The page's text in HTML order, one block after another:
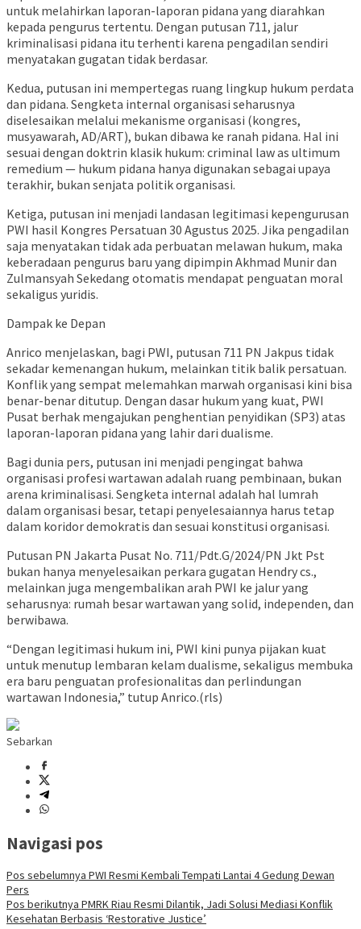
untuk melahirkan laporan-laporan pidana yang diarahkan
kepada pengurus tertentu. Dengan putusan 711, jalur
kriminalisasi pidana itu terhenti karena pengadilan sendiri
menyatakan gugatan tidak berdasar.
Kedua, putusan ini mempertegas ruang lingkup hukum perdata
dan pidana. Sengketa internal organisasi seharusnya
diselesaikan melalui mekanisme organisasi (kongres,
musyawarah, AD/ART), bukan dibawa ke ranah pidana. Hal ini
sesuai dengan doktrin klasik hukum: criminal law as ultimum
remedium — hukum pidana hanya digunakan sebagai upaya
terakhir, bukan senjata politik organisasi.
Ketiga, putusan ini menjadi landasan legitimasi kepengurusan
PWI hasil Kongres Persatuan 30 Agustus 2025. Jika pengadilan
saja menyatakan tidak ada perbuatan melawan hukum, maka
keberadaan pengurus baru yang dipimpin Akhmad Munir dan
Zulmansyah Sekedang otomatis mendapat penguatan moral
sekaligus yuridis.
Dampak ke Depan
Anrico menjelaskan, bagi PWI, putusan 711 PN Jakpus tidak
sekadar kemenangan hukum, melainkan titik balik persatuan.
Konflik yang sempat melemahkan marwah organisasi kini bisa
benar-benar ditutup. Dengan dasar hukum yang kuat, PWI
Pusat berhak mengajukan penghentian penyidikan (SP3) atas
laporan-laporan pidana yang lahir dari dualisme.
Bagi dunia pers, putusan ini menjadi pengingat bahwa
organisasi profesi wartawan adalah ruang pembinaan, bukan
arena kriminalisasi. Sengketa internal adalah hal lumrah
dalam organisasi besar, tetapi penyelesaiannya harus tetap
dalam koridor demokratis dan sesuai konstitusi organisasi.
Putusan PN Jakarta Pusat No. 711/Pdt.G/2024/PN Jkt Pst
bukan hanya menyelesaikan perkara gugatan Hendry cs.,
melainkan juga mengembalikan arah PWI ke jalur yang
seharusnya: rumah besar wartawan yang solid, independen, dan
berwibawa.
“Dengan legitimasi hukum ini, PWI kini punya pijakan kuat
untuk menutup lembaran kelam dualisme, sekaligus membuka
era baru penguatan profesionalitas dan perlindungan
wartawan Indonesia,” tutup Anrico.(rls)
Sebarkan
Navigasi pos
Pos sebelumnya PWI Resmi Kembali Tempati Lantai 4 Gedung Dewan
Pers
Pos berikutnya PMRK Riau Resmi Dilantik, Jadi Solusi Mediasi Konflik
Kesehatan Berbasis ‘Restorative Justice’